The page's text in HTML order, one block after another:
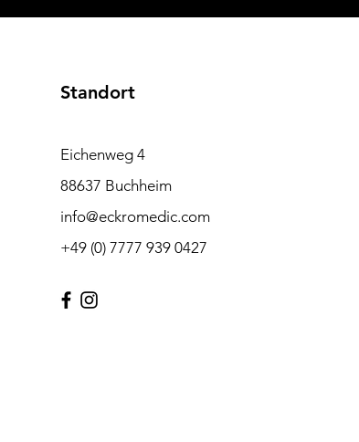
Standort
Eichenweg 4
88637 Buchheim
info@eckromedic.com
+49 (0) 7777 939 0427